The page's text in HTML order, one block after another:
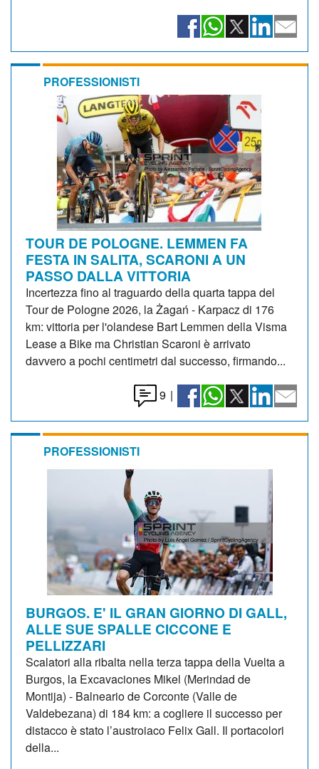
PROFESSIONISTI
TOUR DE POLOGNE. LEMMEN FA
FESTA IN SALITA, SCARONI A UN
PASSO DALLA VITTORIA
Incertezza fino al traguardo della quarta tappa del
Tour de Pologne 2026, la Żagań - Karpacz di 176
km: vittoria per l'olandese Bart Lemmen della Visma
Lease a Bike ma Christian Scaroni è arrivato
davvero a pochi centimetri dal successo, firmando...
9 |
PROFESSIONISTI
BURGOS. E' IL GRAN GIORNO DI GALL,
ALLE SUE SPALLE CICCONE E
PELLIZZARI
Scalatori alla ribalta nella terza tappa della Vuelta a
Burgos, la Excavaciones Mikel (Merindad de
Montija) - Balneario de Corconte (Valle de
Valdebezana) di 184 km: a cogliere il successo per
distacco è stato l’austroiaco Felix Gall. Il portacolori
della...